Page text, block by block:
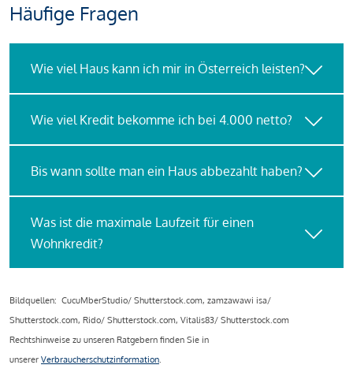
Häufige Fragen
Wie viel Haus kann ich mir in Österreich leisten?
Wie viel Kredit bekomme ich bei 4.000 netto?
Bis wann sollte man ein Haus abbezahlt haben?
Was ist die maximale Laufzeit für einen
Wohnkredit?
Bildquellen: CucuMberStudio/ Shutterstock.com, zamzawawi isa/
Shutterstock.com, Rido/ Shutterstock.com, Vitalis83/ Shutterstock.com
Rechtshinweise zu unseren Ratgebern finden Sie in
unserer Verbraucherschutzinformation.